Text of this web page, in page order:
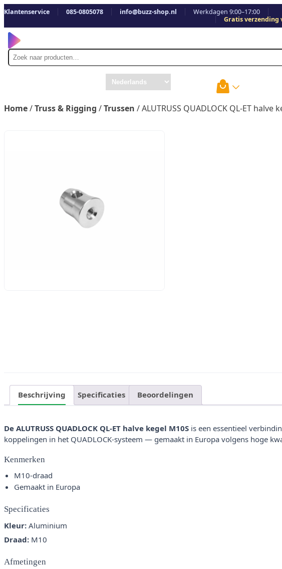
Klantenservice 085-0805078 info@buzz-shop.nl
Werkdagen 9:00–17:00
Gratis verzending
Zoek
naar
Home/Truss & Rigging /Trussen / ALUTRUSS QUADLOCK QL-ET halve
Beschrijving Specificaties Beoordelingen
De ALUTRUSS QUADLOCK QL-ET halve kegel M10S is een essentieel
koppelingen in het QUADLOCK-systeem — gemaakt in Europa volgens hoge
Kenmerken
M10-draad
Gemaakt in Europa
Specificaties
Kleur: Aluminium
Draad: M10
Afmetingen